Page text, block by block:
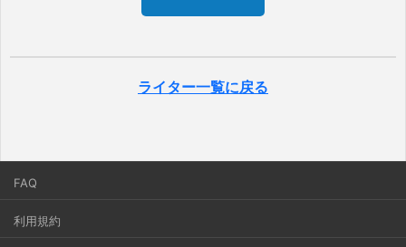
ライター一覧に戻る
FAQ
利用規約